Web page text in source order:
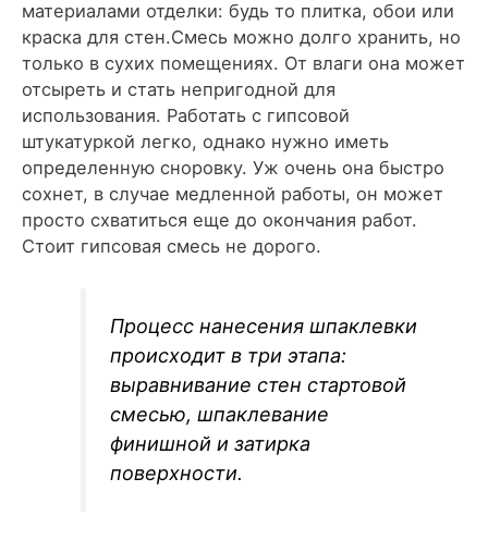
материалами отделки: будь то плитка, обои или
краска для стен.Смесь можно долго хранить, но
только в сухих помещениях. От влаги она может
отсыреть и стать непригодной для
использования. Работать с гипсовой
штукатуркой легко, однако нужно иметь
определенную сноровку. Уж очень она быстро
сохнет, в случае медленной работы, он может
просто схватиться еще до окончания работ.
Стоит гипсовая смесь не дорого.
Процесс нанесения шпаклевки
происходит в три этапа:
выравнивание стен стартовой
смесью, шпаклевание
финишной и затирка
поверхности.